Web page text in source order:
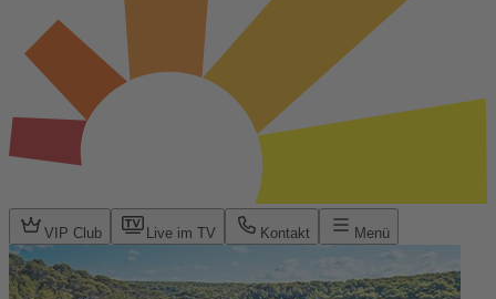
VIP Club Live im TV Kontakt Menü